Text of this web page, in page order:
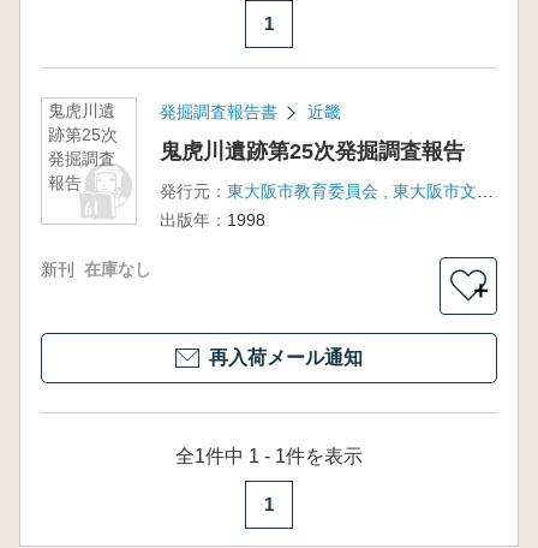
1
鬼虎川遺
跡第25次
発掘調査
報告
発掘調査報告書 近畿
鬼虎川遺跡第25次発掘調査報告
発行元：
出版年： 1998
新刊 在庫なし
＋
再入荷メール通知
全1件中 1 - 1件を表示
1